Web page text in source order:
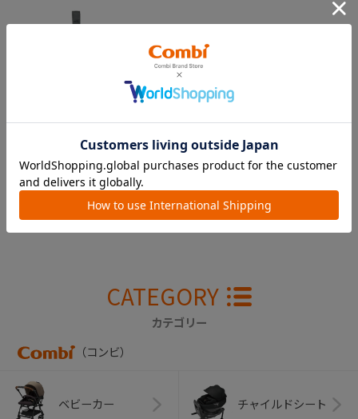
ＦＩＸ エッグショ
ック ＰＪ 肩ベル
トカバー左（ブラッ
CATEGORY
カテゴリー
（コンビ）
ベビーカー チャイルドシート